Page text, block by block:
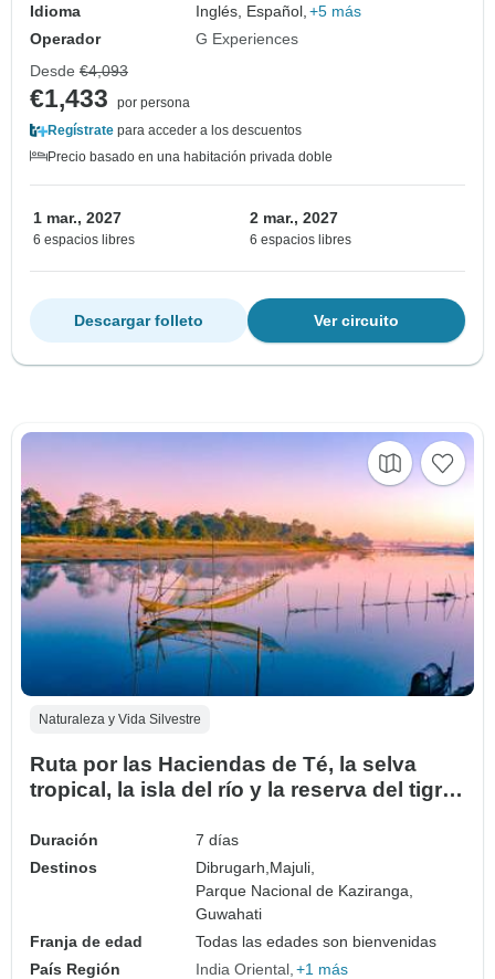
Idioma Inglés, Español, +5 más
Operador
G Experiences
Desde €4,093
€1,433
por persona
Regístrate para acceder a los descuentos
Precio basado en una habitación privada doble
1 mar., 2027
6 espacios libres
2 mar., 2027
6 espacios libres
Ver circuito
Descargar folleto
Naturaleza y Vida Silvestre
Ruta por las Haciendas de Té, la selva
tropical, la isla del río y la reserva del tigre
Duración
7 días
Destinos
Dibrugarh, Majuli,
Parque Nacional de Kaziranga,
Guwahati
Franja de edad
Todas las edades son bienvenidas
País Región
India Oriental +1 más